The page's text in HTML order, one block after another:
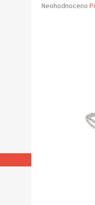
Průměrné
Neohodnoceno